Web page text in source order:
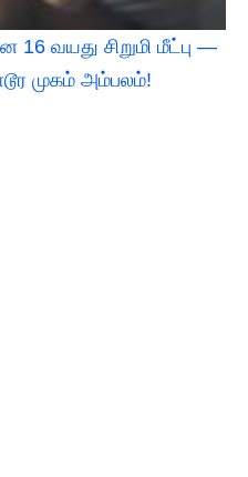
16 வயது சிறுமி மீட்பு —
முகம் அம்பலம்!